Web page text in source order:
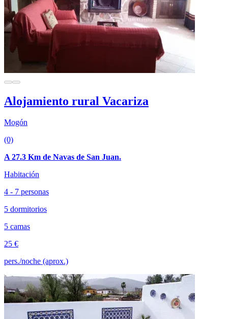
Alojamiento rural Vacariza
Mogón
(0)
A 27.3 Km de Navas de San Juan.
Habitación
4 - 7 personas
5 dormitorios
5 camas
25 €
pers./noche (aprox.)